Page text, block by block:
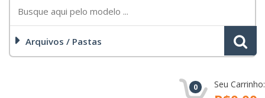
Arquivos / Pastas
0 Seu Carrinho: